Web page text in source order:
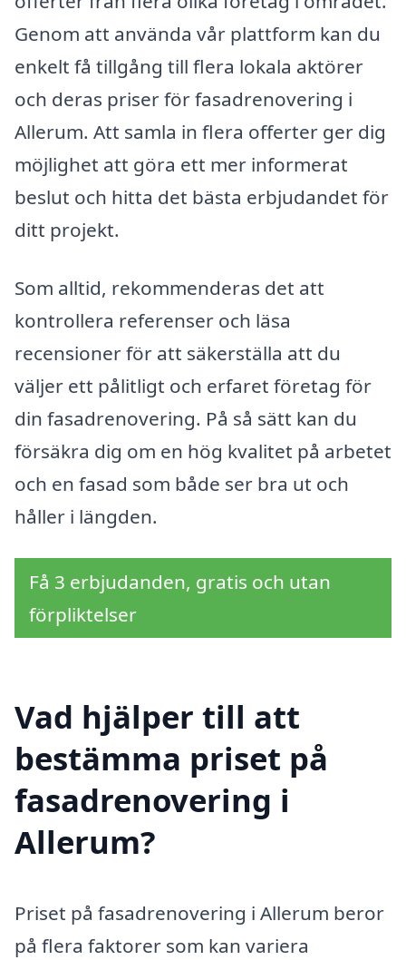
Genom att använda vår plattform kan du
enkelt få tillgång till flera lokala aktörer
och deras priser för fasadrenovering i
Allerum. Att samla in flera offerter ger dig
möjlighet att göra ett mer informerat
beslut och hitta det bästa erbjudandet för
ditt projekt.
Som alltid, rekommenderas det att
kontrollera referenser och läsa
recensioner för att säkerställa att du
väljer ett pålitligt och erfaret företag för
din fasadrenovering. På så sätt kan du
försäkra dig om en hög kvalitet på arbetet
och en fasad som både ser bra ut och
håller i längden.
Få 3 erbjudanden, gratis och utan
förpliktelser
Vad hjälper till att
bestämma priset på
fasadrenovering i
Allerum?
Priset på fasadrenovering i Allerum beror
på flera faktorer som kan variera